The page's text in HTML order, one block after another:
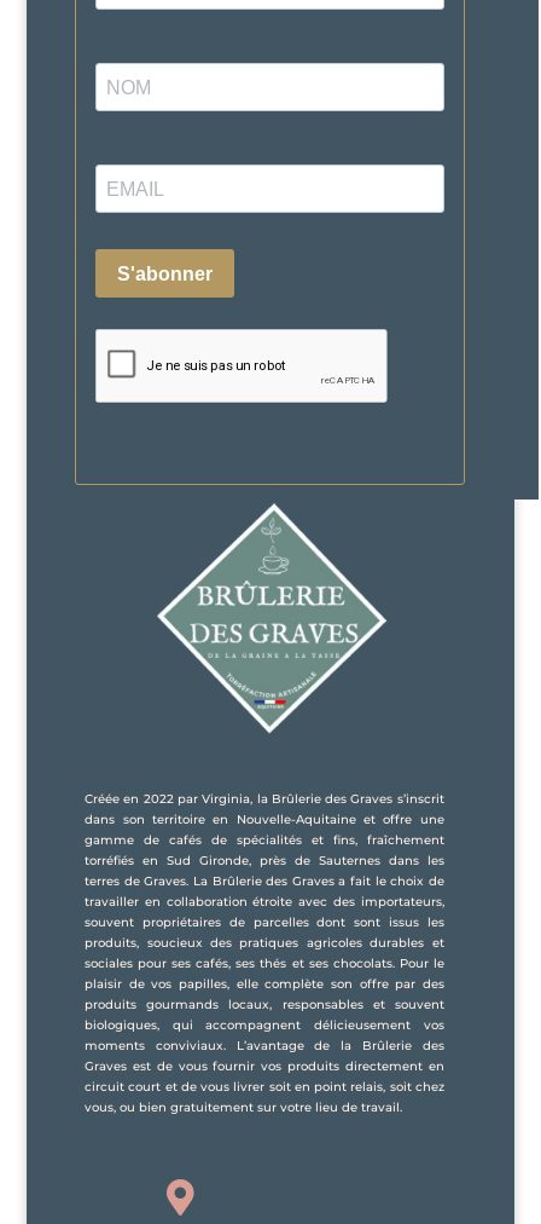
Créée en 2022 par Virginia, la Brûlerie des Graves s’inscrit
dans son territoire en Nouvelle-Aquitaine et offre une
gamme de cafés de spécialités et fins, fraîchement
torréfiés en Sud Gironde, près de Sauternes dans les
terres de Graves. La Brûlerie des Graves a fait le choix de
travailler en collaboration étroite avec des importateurs,
souvent propriétaires de parcelles dont sont issus les
produits, soucieux des pratiques agricoles durables et
sociales pour ses cafés, ses thés et ses chocolats. Pour le
plaisir de vos papilles, elle complète son offre par des
produits gourmands locaux, responsables et souvent
biologiques, qui accompagnent délicieusement vos
moments conviviaux. L’avantage de la Brûlerie des
Graves est de vous fournir vos produits directement en
circuit court et de vous livrer soit en point relais, soit chez
vous, ou bien gratuitement sur votre lieu de travail.
